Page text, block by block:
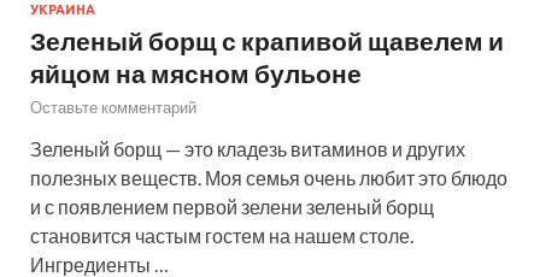
УКРАИНА
Зеленый борщ с крапивой щавелем и
яйцом на мясном бульоне
Оставьте комментарий
Зеленый борщ — это кладезь витаминов и других
полезных веществ. Моя семья очень любит это блюдо
и с появлением первой зелени зеленый борщ
становится частым гостем на нашем столе.
Ингредиенты …